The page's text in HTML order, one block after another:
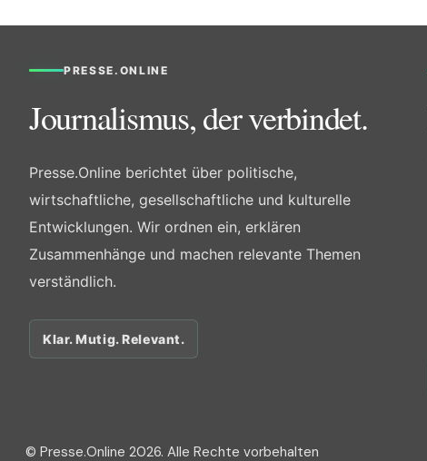
PRESSE.ONLINE
Journalismus, der verbindet.
Presse.Online berichtet über politische,
wirtschaftliche, gesellschaftliche und kulturelle
Entwicklungen. Wir ordnen ein, erklären
Zusammenhänge und machen relevante Themen
verständlich.
Klar. Mutig. Relevant.
© Presse.Online 2026. Alle Rechte vorbehalten